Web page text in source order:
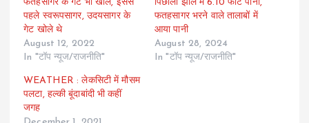
फतहसागर के गेट भी खोले, इससे
पहले स्वरूपसागर, उदयसागर के
गेट खोले थे
August 12, 2022
In "टॉप न्यूज/राजनीति"
पिछोला झील में 6.10 फीट पानी,
फतहसागर भरने वाले तालाबों में
आया पानी
August 28, 2024
In "टॉप न्यूज/राजनीति"
WEATHER : लेकसिटी में मौसम
पलटा, हल्की बूंदाबांदी भी कहीं
जगह